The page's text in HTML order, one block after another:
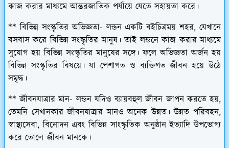
কাজ করার মাধ্যমে আন্তরজাতিক পর্যায়ে যেতে সহায়তা করে।
** বিভিন্ন সংস্কৃতির অভিজ্ঞতা-লন্ডন একটি বইচিত্রময় শহর, যেখানে
বসবাস করে বিভিন্ন সংস্কৃতির মানুষ। তাই লন্ডনে কাজ করার মাধ্যমে
সুযোগ হয় বিভিন্ন সংস্কৃতির মানুষের সঙ্গে। ফলে অভিজ্ঞতা অর্জন হয়
বিভিন্ন সংস্কৃতির বিষয়ে। যা পেশাগত ও ব্যক্তিগত জীবন হয়ে উঠে
সমৃদ্ধ।
** জীবনযাত্রার মান- লন্ডন যদিও ব্যায়বহুল জীবন জাপন করতে হয়,
তেমনি সেখানকার জীবনযাত্রার মানও অনেক উন্নত। উন্নত পরিবহন,
স্বাস্থ্যসেবা, বিনোদন এবং বিভিন্ন সাংস্কৃতিক অনুষ্ঠান ইত্যাদি উপভোগ্য
করে তোলে জীবন মানকে।